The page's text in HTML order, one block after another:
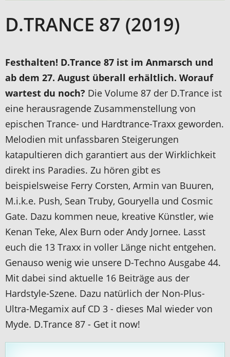
D.TRANCE 87 (2019)
Festhalten! D.Trance 87 ist im Anmarsch und
ab dem 27. August überall erhältlich. Worauf
wartest du noch? Die Volume 87 der D.Trance ist
eine herausragende Zusammenstellung von
epischen Trance- und Hardtrance-Traxx geworden.
Melodien mit unfassbaren Steigerungen
katapultieren dich garantiert aus der Wirklichkeit
direkt ins Paradies. Zu hören gibt es
beispielsweise Ferry Corsten, Armin van Buuren,
M.i.k.e. Push, Sean Truby, Gouryella und Cosmic
Gate. Dazu kommen neue, kreative Künstler, wie
Kenan Teke, Alex Burn oder Andy Jornee. Lasst
euch die 13 Traxx in voller Länge nicht entgehen.
Genauso wenig wie unsere D-Techno Ausgabe 44.
Mit dabei sind aktuelle 16 Beiträge aus der
Hardstyle-Szene. Dazu natürlich der Non-Plus-
Ultra-Megamix auf CD 3 - dieses Mal wieder von
Myde. D.Trance 87 - Get it now!